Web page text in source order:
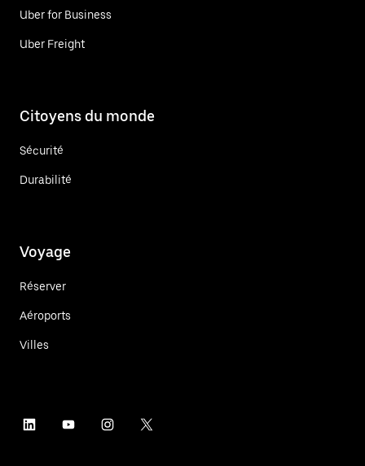
Uber for Business
Uber Freight
Citoyens du monde
Sécurité
Durabilité
Voyage
Réserver
Aéroports
Villes